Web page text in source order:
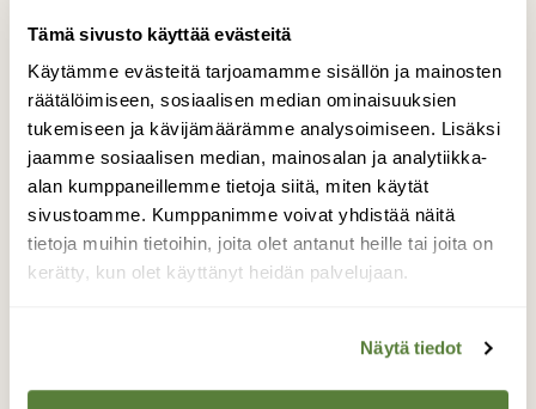
Tämä sivusto käyttää evästeitä
Käytämme evästeitä tarjoamamme sisällön ja mainosten
räätälöimiseen, sosiaalisen median ominaisuuksien
tukemiseen ja kävijämäärämme analysoimiseen. Lisäksi
jaamme sosiaalisen median, mainosalan ja analytiikka-
alan kumppaneillemme tietoja siitä, miten käytät
sivustoamme. Kumppanimme voivat yhdistää näitä
tietoja muihin tietoihin, joita olet antanut heille tai joita on
kerätty, kun olet käyttänyt heidän palvelujaan.
Näytä tiedot
Irtonumero vain 9,50 €! (norm. 12,90 €)